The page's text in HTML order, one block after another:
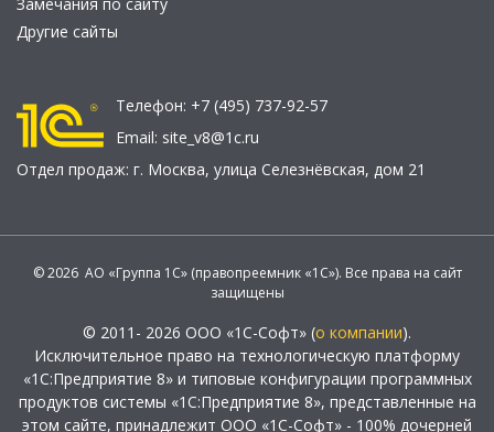
Другие сайты
Телефон: +7 (495) 737-92-57
Email: site_v8@1c.ru
Отдел продаж: г. Москва, улица Селезнёвская, дом 21
© 2026 АО «Группа 1С» (правопреемник «1С»). Все права на сайт
защищены
© 2011- 2026 ООО «1С-Софт» (о компании).
Исключительное право на технологическую платформу
«1С:Предприятие 8» и типовые конфигурации программных
продуктов системы «1С:Предприятие 8», представленные на
этом сайте, принадлежит ООО «1С-Софт» - 100% дочерней